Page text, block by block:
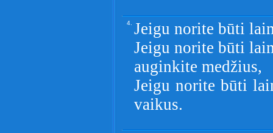
4. Jeigu norite būti
Jeigu norite būti
auginkite medžius,
Jeigu norite būti
vaikus.